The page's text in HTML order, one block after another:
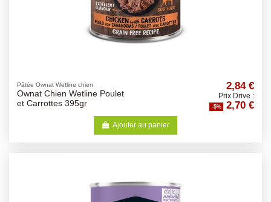
Pâtée Ownat Wetline chien
Ownat Chien Wetline Poulet
et Carrottes 395gr
2,84 €
Prix Drive :
-5% 2,70 €
Ajouter au panier